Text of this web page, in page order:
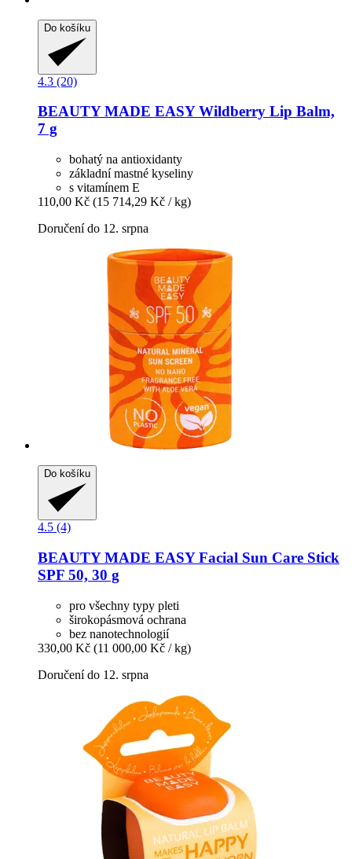
Do košíku
4.3 (20)
BEAUTY MADE EASYWildberry Lip Balm,
7 g
bohatý na antioxidanty
základní mastné kyseliny
s vitamínem E
110,00 Kč (15 714,29 Kč / kg)
Doručení do 12. srpna
Do košíku
4.5 (4)
BEAUTY MADE EASYFacial Sun Care Stick
SPF 50, 30 g
pro všechny typy pleti
širokopásmová ochrana
bez nanotechnologií
330,00 Kč (11 000,00 Kč / kg)
Doručení do 12. srpna